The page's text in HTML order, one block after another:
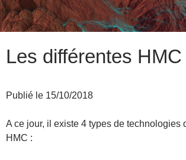
Les différentes HMC
Publié le 15/10/2018
A ce jour, il existe 4 types de technologies
HMC :